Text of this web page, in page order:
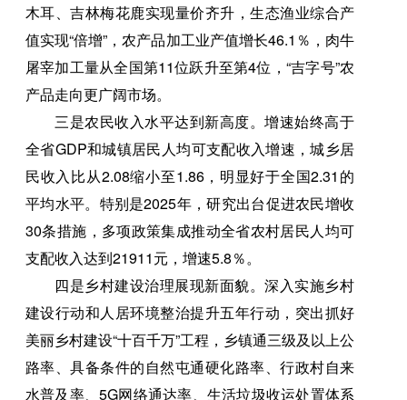
木耳、吉林梅花鹿实现量价齐升，生态渔业综合产
值实现“倍增”，农产品加工业产值增长46.1％，肉牛
屠宰加工量从全国第11位跃升至第4位，“吉字号”农
产品走向更广阔市场。
三是农民收入水平达到新高度。增速始终高于
全省GDP和城镇居民人均可支配收入增速，城乡居
民收入比从2.08缩小至1.86，明显好于全国2.31的
平均水平。特别是2025年，研究出台促进农民增收
30条措施，多项政策集成推动全省农村居民人均可
支配收入达到21911元，增速5.8％。
四是乡村建设治理展现新面貌。深入实施乡村
建设行动和人居环境整治提升五年行动，突出抓好
美丽乡村建设“十百千万”工程，乡镇通三级及以上公
路率、具备条件的自然屯通硬化路率、行政村自来
水普及率、5G网络通达率、生活垃圾收运处置体系